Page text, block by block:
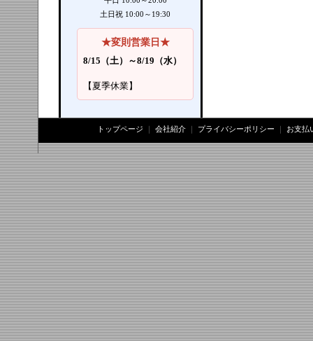
土日祝 10:00～19:30
★変則営業日★
8/15（土）～8/19（水）
【夏季休業】
トップページ 会社紹介 プライバシーポリシー お支払